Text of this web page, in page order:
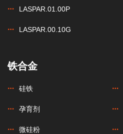
LASPAR.01.00P
LASPAR.00.10G
铁合金
硅铁
孕育剂
微硅粉